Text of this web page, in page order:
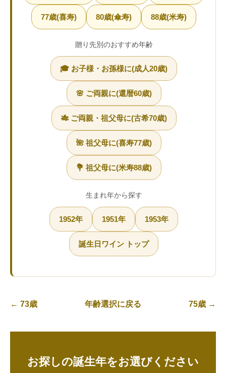
77歳(喜寿) 80歳(傘寿) 88歳(米寿)
贈り先別のおすすめ年齢
🎓 お子様・お孫様に(成人20歳)
🌸 ご両親に(還暦60歳)
🎋 ご両親・祖父母に(古希70歳)
🌺 祖父母に(喜寿77歳)
💐 祖父母に(米寿88歳)
生まれ年から探す
1952年 1951年 1953年
誕生日ワイン トップ
← 73歳 年齢選択に戻る 75歳 →
お探しの誕生年をお選びください